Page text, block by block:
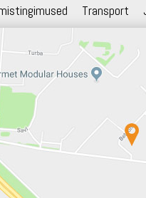
Transport